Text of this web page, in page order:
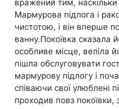
вражений тим, наскільки
Мармурова підлога і
чистотою, і він вперше
ванну.Покоївка сказала
особливе місце, веліла
пішла обслуговувати
мармурову підлогу і
співаючи свої улюблені
проходив повз покоївки,